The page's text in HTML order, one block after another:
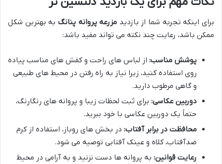
برای اینکه تجربه شما از بازدید مزرعه پروانه پنانگ به بهترین شکل
ممکن باشد، رعایت چند نکته می تواند مفید باشد:
پوشش مناسب: از لباس های راحت و کفش های مناسب پیاده
روی استفاده کنید، زیرا نیاز به راه رفتن در محیط های طبیعی
و گاهی مرطوب دارید.
دوربین عکاسی: برای ثبت لحظات زیبا و پروانه های رنگارنگ،
حتماً یک دوربین عکاسی با خود ببرید.
محافظت در برابر آفتاب: در بخش های روباز، استفاده از کرم
ضدآفتاب، کلاه و عینک آفتابی توصیه می شود.
رعایت قوانین: به پروانه ها دست نزنید و به آرامی در محیط